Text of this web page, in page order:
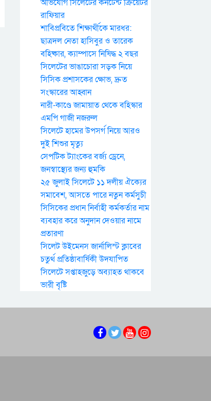
অভিযোগ সিলেটের কনটেন্ট ক্রিয়েটর
রাফিয়ার
শাবিপ্রবিতে শিক্ষার্থীকে মারধর:
ছাত্রদল নেতা হাসিবুর ও তারেক
বহিষ্কার, ক্যাম্পাসে নিষিদ্ধ ২ বছর
সিলেটের ভাঙাচোরা সড়ক নিয়ে
সিসিক প্রশাসকের ক্ষোভ, দ্রুত
সংস্কারের আহ্বান
নারী-কাণ্ডে জামায়াত থেকে বহিস্কার
এমপি গাজী নজরুল
সিলেটে হামের উপসর্গ নিয়ে আরও
দুই শিশুর মৃত্যু
সেপটিক ট্যাংকের বর্জ্য ড্রেনে,
জনস্বাস্থ্যের জন্য হুমকি
২৫ জুলাই সিলেটে ১১ দলীয় ঐক্যের
সমাবেশ, আসতে পারে নতুন কর্মসুচী
সিসিকের প্রধান নির্বাহী কর্মকর্তার নাম
ব্যবহার করে অনুদান দেওয়ার নামে
প্রতারণা
সিলেট উইমেনস জার্নালিস্ট ক্লাবের
চতুর্থ প্রতিষ্ঠাবার্ষিকী উদযাপিত
সিলেটে সপ্তাহজুড়ে অব্যাহত থাকবে
ভারী বৃষ্টি